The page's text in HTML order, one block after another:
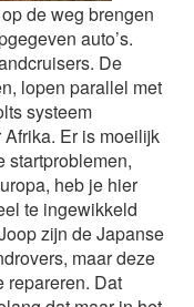
de weg brengen
auto’s.
De
lopen parallel met
systeem
Er is moeilijk
startproblemen,
heb je hier
te ingewikkeld
zijn de Japanse
maar deze
repareren. Dat